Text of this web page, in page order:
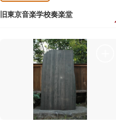
旧東京音楽学校奏楽堂